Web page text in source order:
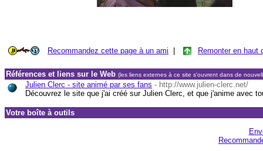
Recommandez cette page à un ami Remonter en haut
Références et liens sur le Web (les liens externes à ce site s'ouvrent dans de
Julien Clerc - site animé par ses fans - http://www.julien-clerc.net/
Découvrez le site que j'ai créé sur Julien Clerc, et que j'anime avec
Votre boîte à outils